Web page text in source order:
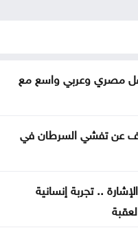
وفي الطرقات
مع اقتراب إعلان
تحسين كفاءة قطاع
مصري وعربي واسع مع
عن تفشي السرطان في
.. تجربة إنسانية